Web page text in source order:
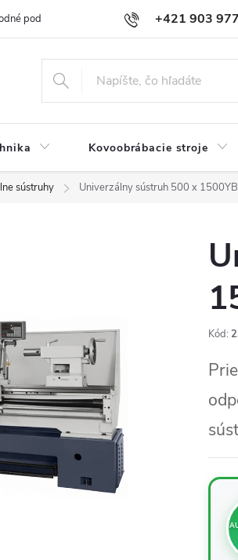
+421 903
podmienky Podmienky ochrany osobných
Kovoobrábacie stroje
sústruhy Univerzálny sústruh 500 x 1500YB
Kód: